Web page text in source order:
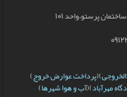
پرستو،واحد 101
)(پرداخت عوارض خروج)
مهرآباد)(آب و هوا شهرها)